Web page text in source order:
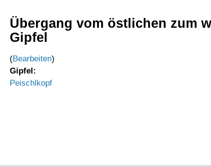
Übergang vom östlichen zum
Gipfel
(Bearbeiten)
Gipfel:
Peischlkopf